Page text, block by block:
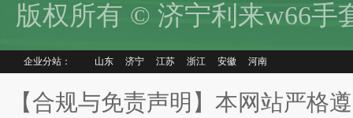
版权所有 © 济宁利来w66手
企业分站： 山东 济宁 江苏 浙江 安徽 河南
【合规与免责声明】本网站严格